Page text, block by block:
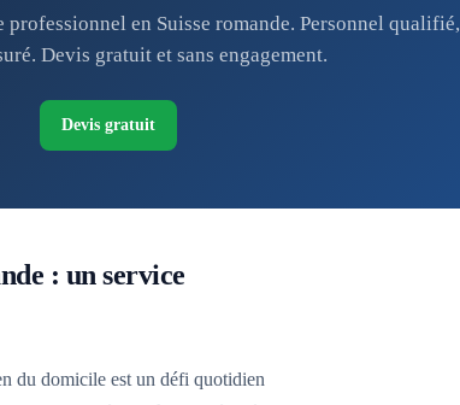
professionnel en Suisse romande. Personnel qualifié,
Devis gratuit et sans engagement.
Devis gratuit
: un service
du domicile est un défi quotidien